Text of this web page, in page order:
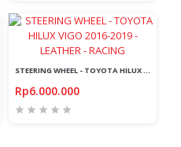
Rp6.000.000